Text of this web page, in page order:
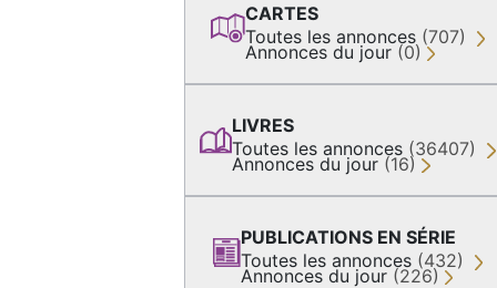
CARTES
Toutes les annonces (707)
Annonces du jour (0)
LIVRES
Toutes les annonces (36407)
Annonces du jour (16)
PUBLICATIONS EN SÉRIE
Toutes les annonces (432)
Annonces du jour (226)